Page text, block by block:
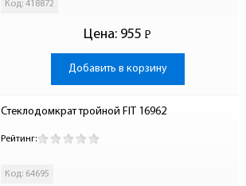
Код: 418872
Цена: 955 Р
-
Добавить в корзину
Стеклодомкрат тройной FIT 16962
Рейтинг:
Код: 64695